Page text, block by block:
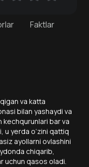
Faktlar
va katta
bilan yashaydi va
kechqurunlari bar va
u yerda o‘zini qattiq
ayollarni ovlashini
chiqarib,
uchun qasos oladi.